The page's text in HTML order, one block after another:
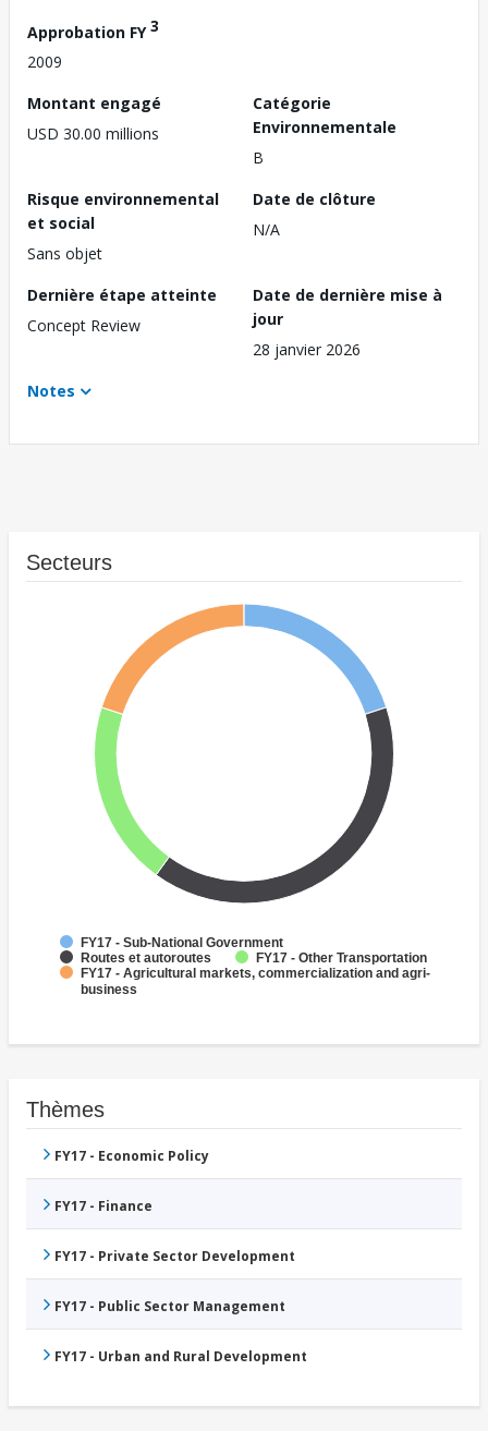
Approbation FY3
2009
Montant engagé
USD 30.00 millions
Catégorie
Environnementale
B
Risque environnemental
et social
Sans objet
Date de clôture
N/A
Dernière étape atteinte
Concept Review
Date de dernière mise à
jour
28 janvier 2026
Notes
Secteurs
FY17 - Sub-National Government
Routes et autoroutes
FY17 - Other Transportation
FY17 - Agricultural markets, commercialization and agri-
business
Thèmes
FY17 - Economic Policy
FY17 - Finance
FY17 - Private Sector Development
FY17 - Public Sector Management
FY17 - Urban and Rural Development